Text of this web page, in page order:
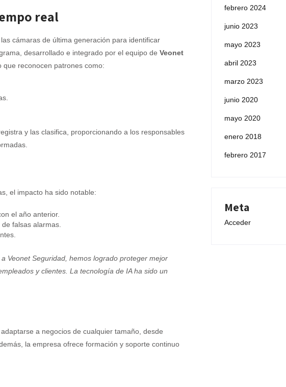
real
cámaras de última generación para identificar
desarrollado e integrado por el equipo de Veonet
que reconocen patrones como:
y las clasifica, proporcionando a los responsables
el impacto ha sido notable:
el año anterior.
falsas alarmas.
a Veonet Seguridad, hemos logrado proteger mejor
y clientes. La tecnología de IA ha sido un
a negocios de cualquier tamaño, desde
la empresa ofrece formación y soporte continuo
febrero 2024
junio 2023
mayo 2023
abril 2023
marzo 2023
junio 2020
mayo 2020
enero 2018
febrero 2017
Meta
Acceder